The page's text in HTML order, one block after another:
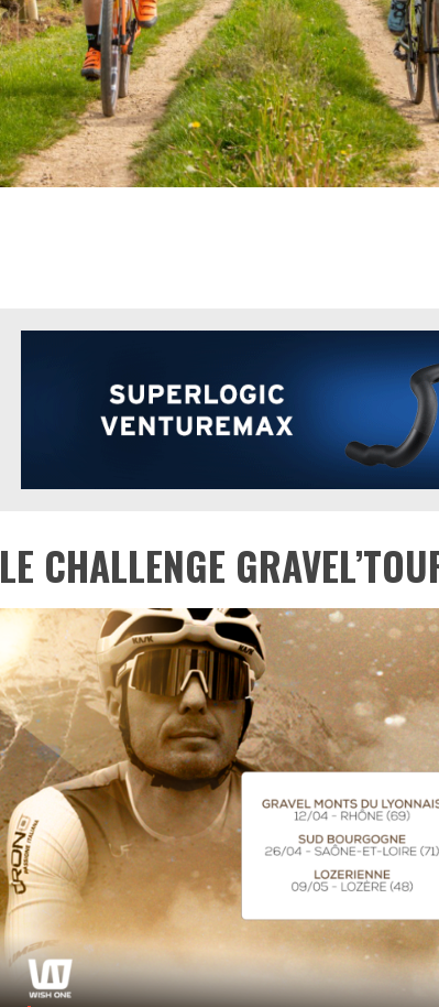
LE CHALLENGE